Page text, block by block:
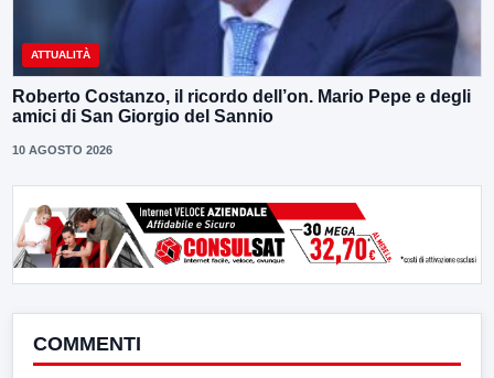
ATTUALITÀ
Roberto Costanzo, il ricordo dell’on. Mario Pepe e degli
amici di San Giorgio del Sannio
10 AGOSTO 2026
COMMENTI